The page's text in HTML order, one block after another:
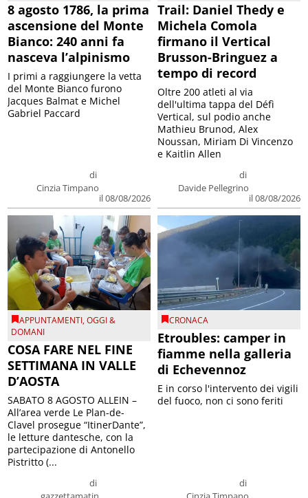
8 agosto 1786, la prima
ascensione del Monte
Bianco: 240 anni fa
nasceva l’alpinismo
di
Cinzia Timpano
il 08/08/2026
I primi a raggiungere la vetta
del Monte Bianco furono
Jacques Balmat e Michel
Gabriel Paccard
Trail: Daniel Thedy e
Michela Comola
firmano il Vertical
Brusson-Bringuez a
tempo di record
di
Davide Pellegrino
il 08/08/2026
Oltre 200 atleti al via
dell'ultima tappa del Défì
Vertical, sul podio anche
Mathieu Brunod, Alex
Noussan, Miriam Di Vincenzo
e Kaitlin Allen
APPUNTAMENTI,OGGI &
DOMANI
COSA FARE NEL FINE
SETTIMANA IN VALLE
D’AOSTA
di
SABATO 8 AGOSTO ALLEIN –
All’area verde Le Plan-de-
Clavel prosegue “ItinerDante”,
le letture dantesche, con la
partecipazione di Antonello
Pistritto (...
CRONACA
Etroubles: camper in
fiamme nella galleria
di Echevennoz
di
E in corso l'intervento dei vigili
del fuoco, non ci sono feriti